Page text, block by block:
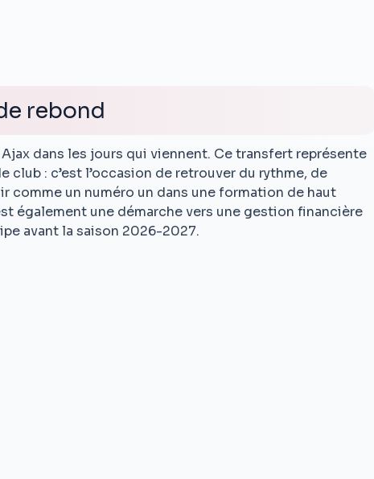
rebond
dans les jours qui viennent. Ce transfert représente
club : c’est l’occasion de retrouver du rythme, de
comme un numéro un dans une formation de haut
également une démarche vers une gestion financière
avant la saison 2026-2027.